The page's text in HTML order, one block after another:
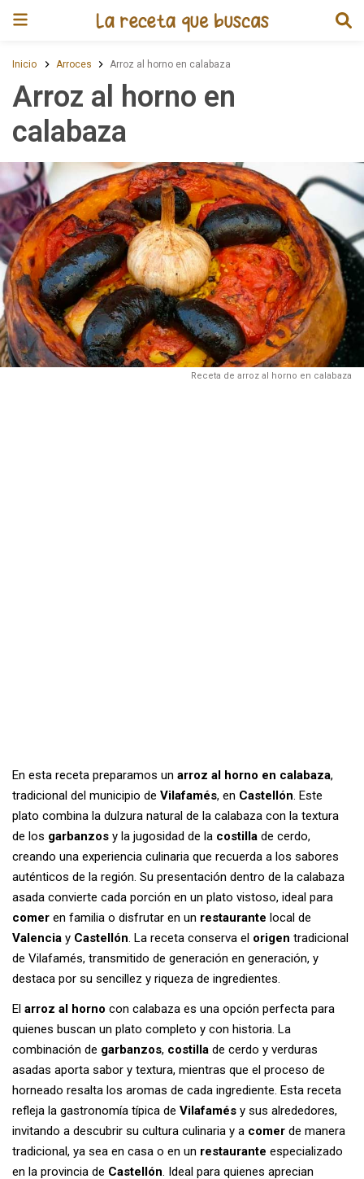
Inicio Arroces Arroz al horno en calabaza
Arroz al horno en
calabaza
Receta de arroz al horno en calabaza
En esta receta preparamos un arroz al horno en calabaza,
tradicional del municipio de Vilafamés, en Castellón . Este
plato combina la dulzura natural de la calabaza con la textura
de los garbanzos y la jugosidad de la costilla de cerdo,
creando una experiencia culinaria que recuerda a los sabores
auténticos de la región. Su presentación dentro de la calabaza
asada convierte cada porción en un plato vistoso, ideal para
comer en familia o disfrutar en un restaurante local de
Valencia y Castellón . La receta conserva el origen tradicional
de Vilafamés, transmitido de generación en generación, y
destaca por su sencillez y riqueza de ingredientes.
El arroz al horno con calabaza es una opción perfecta para
quienes buscan un plato completo y con historia. La
combinación de garbanzos, costilla de cerdo y verduras
asadas aporta sabor y textura, mientras que el proceso de
horneado resalta los aromas de cada ingrediente. Esta receta
refleja la gastronomía típica de Vilafamés y sus alrededores,
invitando a descubrir su cultura culinaria y a comer de manera
tradicional, ya sea en casa o en un restaurante especializado
en la provincia de Castellón. Ideal para quienes aprecian